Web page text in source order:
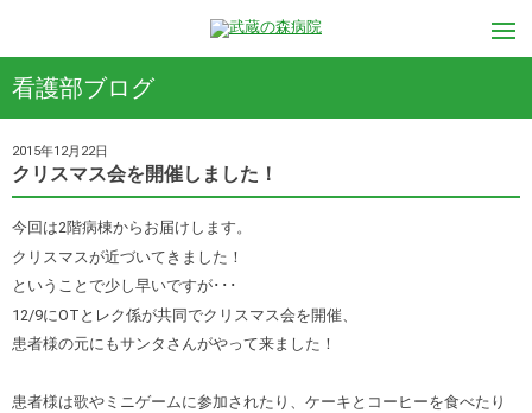
看護部ブログ
2015年12月22日
クリスマス会を開催しました！
今回は2階病棟からお届けします。
クリスマスが近づいてきました！
ということで少し早いですが･･･
12/9にOTとレク係が共同でクリスマス会を開催、
患者様の元にもサンタさんがやって来ました！
患者様は歌やミニゲームに参加されたり、ケーキとコーヒーを食べたり